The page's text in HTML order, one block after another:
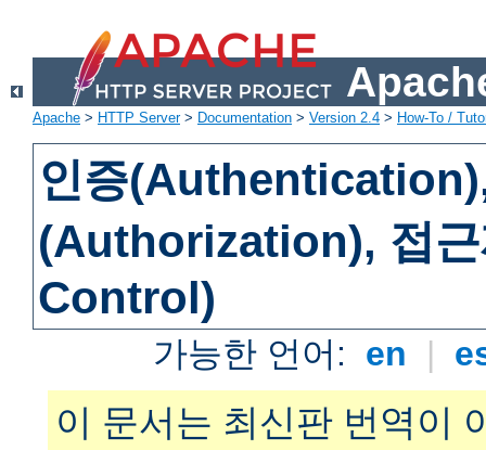
Apache > HTTP Server> Documentation > Version 2.4 > How-To /
인증
(Authorization), 접
Control)
가능한 언어: en |
이 문서는 최신판 번역이